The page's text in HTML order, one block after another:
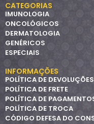
CATEGORIAS
IMUNOLOGIA
ONCOLÓGICOS
DERMATOLOGIA
GENÉRICOS
ESPECIAIS
INFORMAÇÕES
POLÍTICA DE DEVOLUÇÕES
POLÍTICA DE FRETE
POLÍTICA DE
POLÍTICA DE TROCA
CÓDIGO DEFESA DO